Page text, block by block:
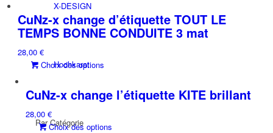
X-DESIGN
Hochkarat
Par Catégorie
produit
être
choisies
sur
produit
a
plusieurs
variations.
être
choisies
CuNz-x change d’étiquette TOUT LE
TEMPS BONNE CONDUITE 3 mat
28,00€
Choix des options
a
plusieurs
CuNz-x change l’étiquette KITE brillant
28,00€
Choix des options